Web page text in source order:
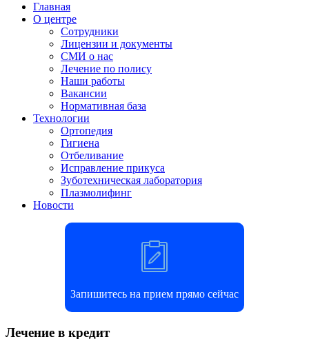
Главная
О центре
Сотрудники
Лицензии и документы
СМИ о нас
Лечение по полису
Наши работы
Вакансии
Нормативная база
Технологии
Ортопедия
Гигиена
Отбеливание
Исправление прикуса
Зуботехническая лаборатория
Плазмолифинг
Новости
Запишитесь на прием прямо сейчас
Лечение в кредит